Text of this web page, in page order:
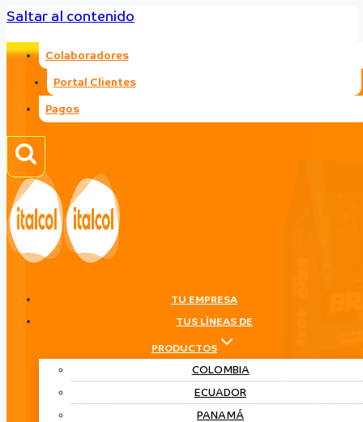
Saltar al contenido
Colaboradores
Portal Clientes
Pagos
TU EMPRESA
TUS LÍNEAS DE
PRODUCTOS
COLOMBIA
ECUADOR
PANAMÁ